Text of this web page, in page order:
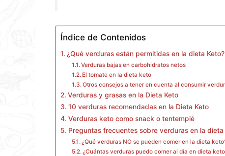
Índice de Contenidos
¿Qué verduras están permitidas en la dieta Keto?
Verduras bajas en carbohidratos netos
El tomate en la dieta keto
Otros consejos a tener en cuenta al consumir
Verduras y grasas en la Dieta Keto
10 verduras recomendadas en la Dieta Keto
Verduras keto como snack o tentempié
Preguntas frecuentes sobre verduras en la dieta
¿Qué verduras NO se pueden comer en la dieta
¿Cuántas verduras puedo comer al día en dieta